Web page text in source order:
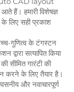
हैं। हमारी विशेषज्ञ
लिए सही प्रकाश
गुणित्व के टंगस्टन
सत्यापित किया
सीमित गारंटी की
करने के लिए तैयार है।
और नवाचारपूर्ण